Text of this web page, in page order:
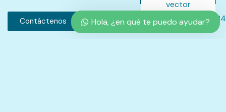
Contáctenos Hola, ¿en qué te puedo ayudar?